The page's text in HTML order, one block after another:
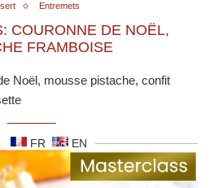
Entremets
COURONNE DE NOËL,
FRAMBOISE
Noël, mousse pistache, confit
FR EN